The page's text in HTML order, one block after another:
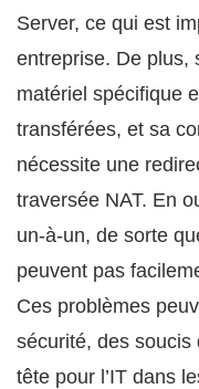
Server, ce qui est
entreprise. De plus,
matériel spécifique
transférées, et sa
nécessite une
traversée NAT. En
un-à-un, de sorte
peuvent pas
Ces problèmes
sécurité, des soucis
tête pour l’IT dans